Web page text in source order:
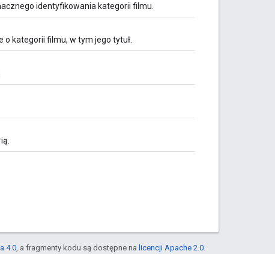
identyfikowania kategorii filmu.
kategorii filmu, w tym jego tytuł.
4.0 , a fragmenty kodu są dostępne na licencji Apache 2.0